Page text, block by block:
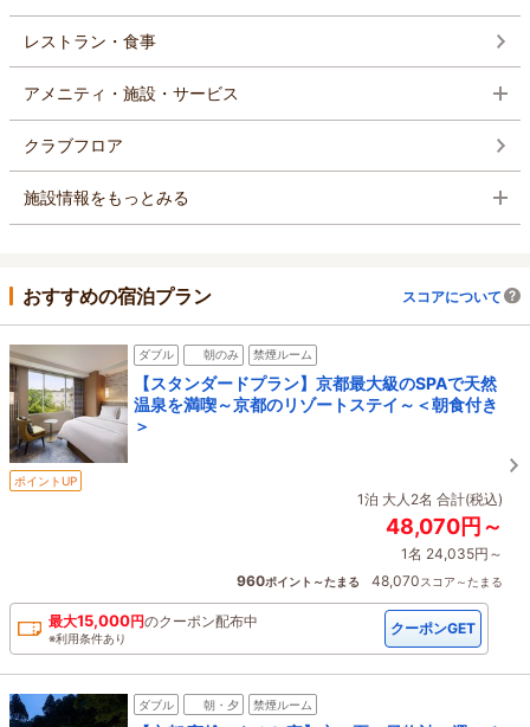
レストラン・食事
アメニティ・施設・サービス
クラブフロア
施設情報をもっとみる
おすすめの宿泊プラン スコアについて
ダブル 朝のみ 禁煙ルーム
【スタンダードプラン】京都最大級のSPAで天然
温泉を満喫～京都のリゾートステイ～＜朝食付き
＞
ポイントUP
1泊 大人2名 合計(税込)
48,070円～
1名 24,035円～
960ポイント～たまる 48,070スコア～たまる
最大15,000円のクーポン配布中
※利用条件あり
クーポンGET
ダブル 朝・夕 禁煙ルーム